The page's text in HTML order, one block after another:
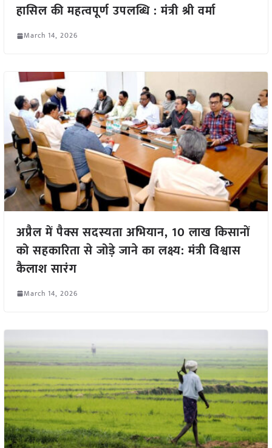
हासिल की महत्वपूर्ण उपलब्धि : मंत्री श्री वर्मा
March 14, 2026
अप्रैल में पैक्स सदस्यता अभियान, 10 लाख किसानों
को सहकारिता से जोड़े जाने का लक्ष्य: मंत्री विश्वास
कैलाश सारंग
March 14, 2026